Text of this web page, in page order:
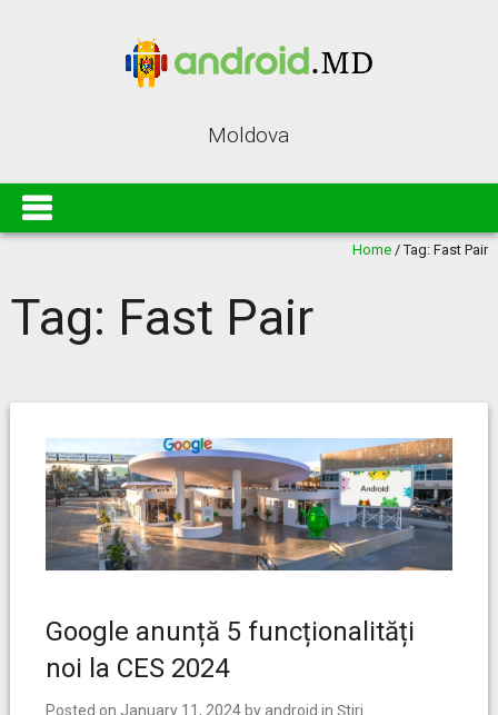
Moldova
Home /Tag:Fast Pair
Tag: Fast Pair
Google anunță 5 funcționalități
noi la CES 2024
Posted on January 11, 2024 by android in Știri